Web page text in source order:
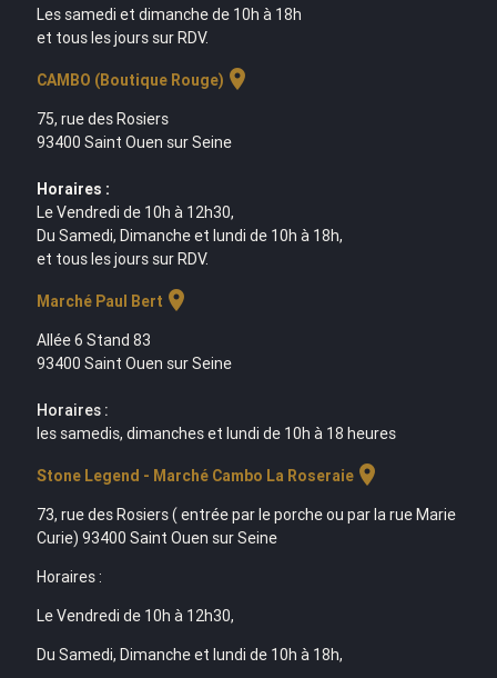
Les samedi et dimanche de 10h à 18h
et tous les jours sur RDV.
CAMBO (Boutique Rouge) location_on
75, rue des Rosiers
93400 Saint Ouen sur Seine
Horaires :
Le Vendredi de 10h à 12h30,
Du Samedi, Dimanche et lundi de 10h à 18h,
et tous les jours sur RDV.
Marché Paul Bert location_on
Allée 6 Stand 83
93400 Saint Ouen sur Seine
Horaires :
les samedis, dimanches et lundi de 10h à 18 heures
Stone Legend - Marché Cambo La Roseraielocation_on
73, rue des Rosiers ( entrée par le porche ou par la rue Marie
Curie) 93400 Saint Ouen sur Seine
Horaires :
Le Vendredi de 10h à 12h30,
Du Samedi, Dimanche et lundi de 10h à 18h,